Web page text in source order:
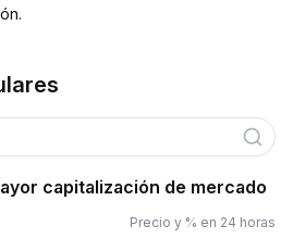
capitalización de mercado
Precio y % en 24 horas